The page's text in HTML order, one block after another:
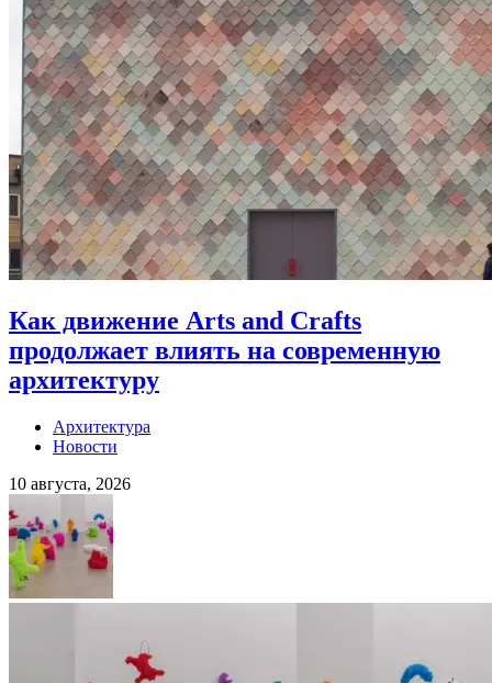
Как движение Arts and Crafts
продолжает влиять на современную
архитектуру
Архитектура
Новости
10 августа, 2026